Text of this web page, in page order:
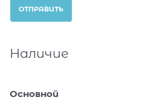
Наличие
Основной